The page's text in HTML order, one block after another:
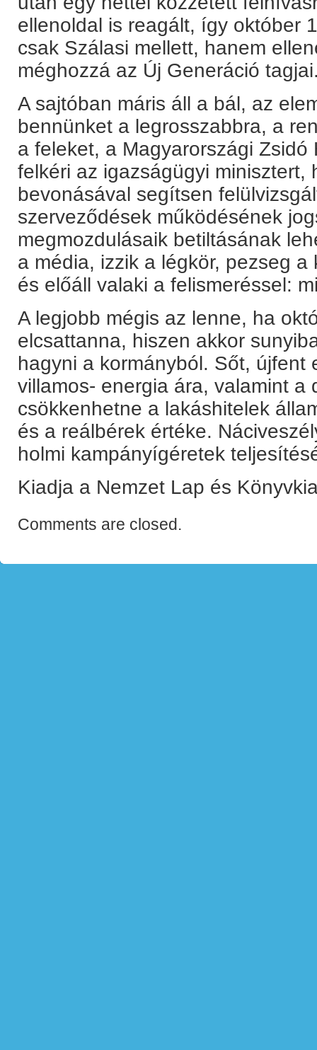
ellenoldal is reagált, így október
csak Szálasi mellett, hanem
méghozzá az Új Generáció
A sajtóban máris áll a bál, az
bennünket a legrosszabbra, a
a feleket, a Magyarországi
felkéri az igazságügyi minisztert,
bevonásával segítsen
szerveződések működésének
megmozdulásaik betiltásának
a média, izzik a légkör, pezseg
és előáll valaki a felismeréssel:
A legjobb mégis az lenne, ha
elcsattanna, hiszen akkor
hagyni a kormányból. Sőt, újfent
villamos- energia ára, valamint a
csökkenhetne a lakáshitelek
és a reálbérek értéke.
holmi kampányígéretek
Kiadja a Nemzet Lap és
Comments are closed.